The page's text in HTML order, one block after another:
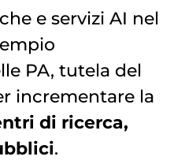
e servizi AI nel
PA, tutela del
incrementare la
di ricerca,
.